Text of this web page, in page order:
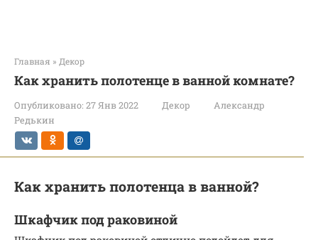
Главная » Декор
Как хранить полотенце в ванной комнате?
Опубликовано: 27 Янв 2022 Декор
Александр
Редькин
Как хранить полотенца в ванной?
Шкафчик под раковиной